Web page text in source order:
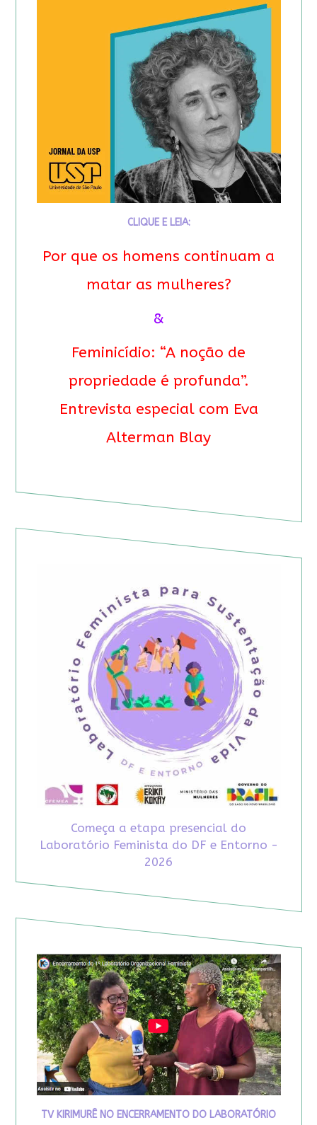
CLIQUE E LEIA:
Por que os homens continuam a
matar as mulheres?
&
Feminicídio: “A noção de
propriedade é profunda”.
Entrevista especial com Eva
Alterman Blay
Começa a etapa presencial do
Laboratório Feminista do DF e Entorno -
2026
TV KIRIMURÊ NO ENCERRAMENTO DO LABORATÓRIO